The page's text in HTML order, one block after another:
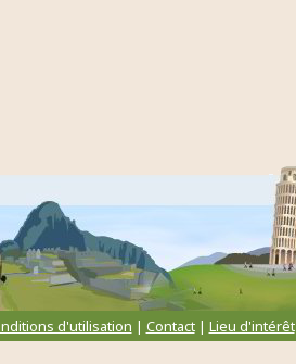
d'utilisation | Contact| Lieu d'intérêt